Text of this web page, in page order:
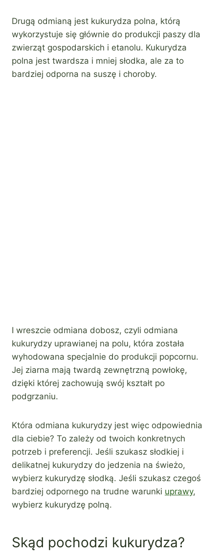
Drugą odmianą jest kukurydza polna, którą
wykorzystuje się głównie do produkcji paszy dla
zwierząt gospodarskich i etanolu. Kukurydza
polna jest twardsza i mniej słodka, ale za to
bardziej odporna na suszę i choroby.
I wreszcie odmiana dobosz, czyli odmiana
kukurydzy uprawianej na polu, która została
wyhodowana specjalnie do produkcji popcornu.
Jej ziarna mają twardą zewnętrzną powłokę,
dzięki której zachowują swój kształt po
podgrzaniu.
Która odmiana kukurydzy jest więc odpowiednia
dla ciebie? To zależy od twoich konkretnych
potrzeb i preferencji. Jeśli szukasz słodkiej i
delikatnej kukurydzy do jedzenia na świeżo,
wybierz kukurydzę słodką. Jeśli szukasz czegoś
bardziej odpornego na trudne warunki uprawy,
wybierz kukurydzę polną.
Skąd pochodzi kukurydza?